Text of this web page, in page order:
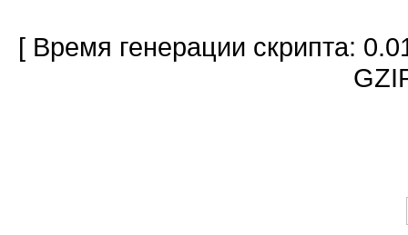
[ Время генерации скрипта: